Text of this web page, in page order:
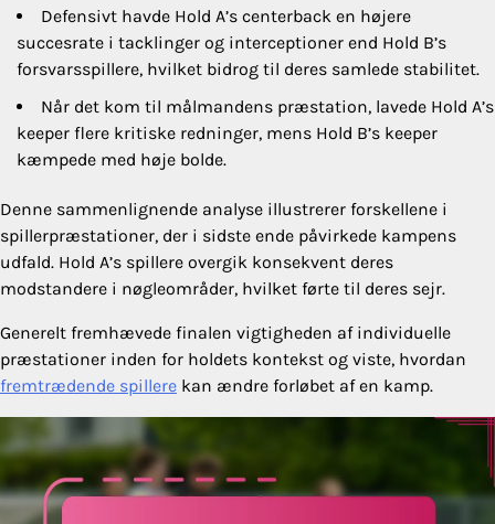
Defensivt havde Hold A’s centerback en højere
succesrate i tacklinger og interceptioner end Hold B’s
forsvarsspillere, hvilket bidrog til deres samlede stabilitet.
Når det kom til målmandens præstation, lavede Hold A’s
keeper flere kritiske redninger, mens Hold B’s keeper
kæmpede med høje bolde.
Denne sammenlignende analyse illustrerer forskellene i
spillerpræstationer, der i sidste ende påvirkede kampens
udfald. Hold A’s spillere overgik konsekvent deres
modstandere i nøgleområder, hvilket førte til deres sejr.
Generelt fremhævede finalen vigtigheden af individuelle
præstationer inden for holdets kontekst og viste, hvordan
fremtrædende spillere kan ændre forløbet af en kamp.